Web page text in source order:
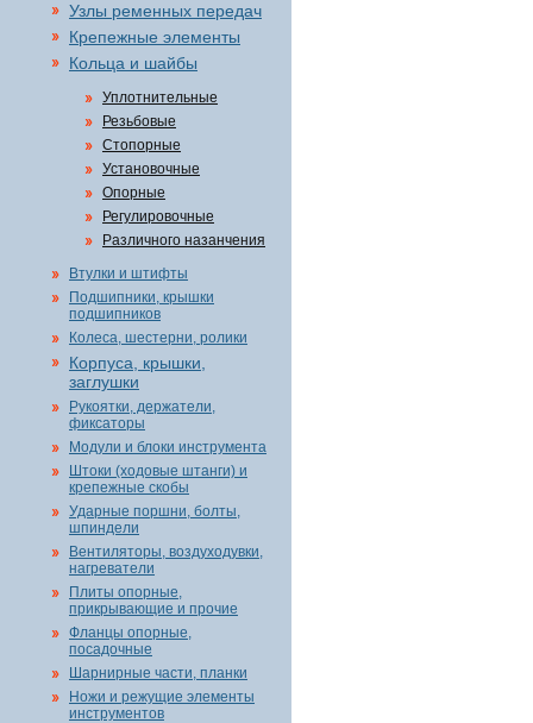
Узлы ременных передач
Крепежные элементы
Кольца и шайбы
Уплотнительные
Резьбовые
Стопорные
Установочные
Опорные
Регулировочные
Различного назанчения
Втулки и штифты
Подшипники, крышки
подшипников
Колеса, шестерни, ролики
Корпуса, крышки,
заглушки
Рукоятки, держатели,
фиксаторы
Модули и блоки инструмента
Штоки (ходовые штанги) и
крепежные скобы
Ударные поршни, болты,
шпиндели
Вентиляторы, воздуходувки,
нагреватели
Плиты опорные,
прикрывающие и прочие
Фланцы опорные,
посадочные
Шарнирные части, планки
Ножи и режущие элементы
инструментов